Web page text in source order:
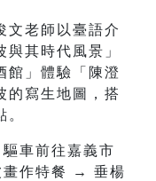
文老師以臺語介
其時代風景」
館」體驗「陳澄
的寫生地圖，搭
車前往嘉義市
畫作特餐 → 垂楊